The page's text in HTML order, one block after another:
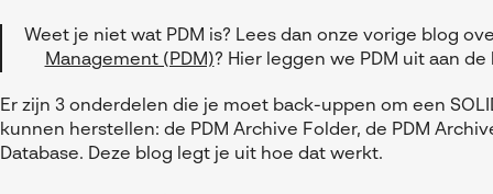
Weet je niet wat PDM is? Lees dan onze vorige blog
Management (PDM)? Hier leggen we PDM uit aan
Er zijn 3 onderdelen die je moet back-uppen om een
kunnen herstellen: de PDM Archive Folder, de PDM
Database. Deze blog legt je uit hoe dat werkt.